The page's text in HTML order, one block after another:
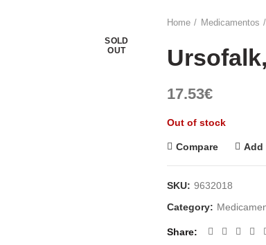
SOLD
OUT
Home
Medicamentos
17.53€
Out of stock
Compare Add
SKU: 9632018
Category:
Share